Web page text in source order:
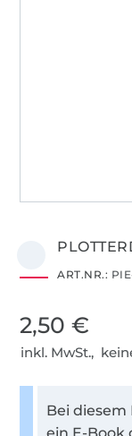
ART.NR.:
2,50 €
inkl. MwSt.,
Bei